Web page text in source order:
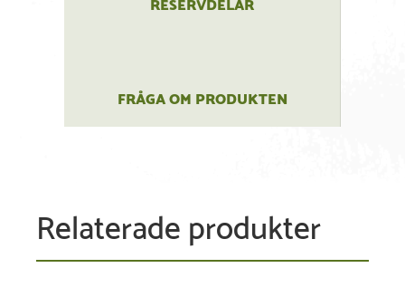
FRÅGA OM PRODUKTEN
Relaterade produkter